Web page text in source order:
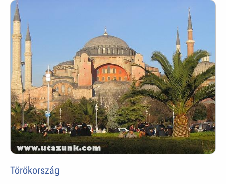
Törökország